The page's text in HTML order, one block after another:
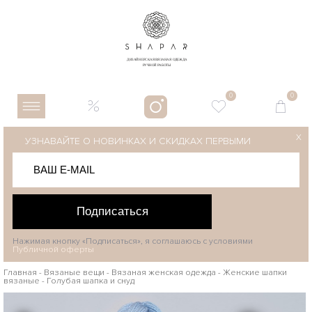
0 0
УЗНАВАЙТЕ О НОВИНКАХ И СКИДКАХ ПЕРВЫМИ
Подписаться
X
Нажимая кнопку «Подписаться», я соглашаюсь с условиями
Публичной оферты
Главная - Вязаные вещи - Вязаная женская одежда - Женские шапки
вязаные - Голубая шапка и снуд